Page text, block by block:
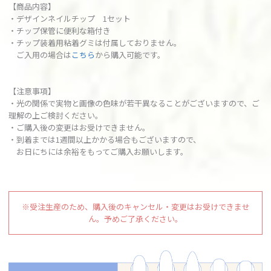
【商品内容】
・デザインネイルチップ 1セット
・チップ保管に便利な箱付き
・チップ装着用粘着グミは付属しておりません。
ご入用の場合はこちらから購入可能です。
【注意事項】
・光の関係で実物と画像の色味が若干異なることがございますので、ご
理解の上ご検討ください。
・ご購入後の変更はお受けできません。
・到着までは1週間以上かかる場合もございますので、
お日にちには余裕をもってご購入お願いします。
※受注生産のため、購入後のキャンセル・変更はお受けできませ
ん。予めご了承ください。